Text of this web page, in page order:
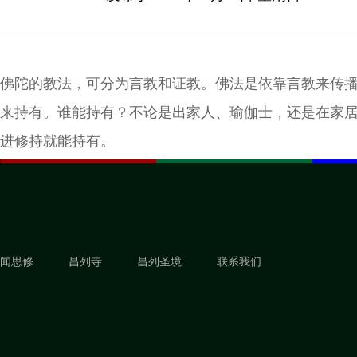
佛陀的教法，可分为言教和证教。佛法是依靠言教来传
来持有。谁能持有？不论是出家人、瑜伽士，还是在家
进修持就能持有。
闻思修 昌列寺 昌列圣境 联系我们